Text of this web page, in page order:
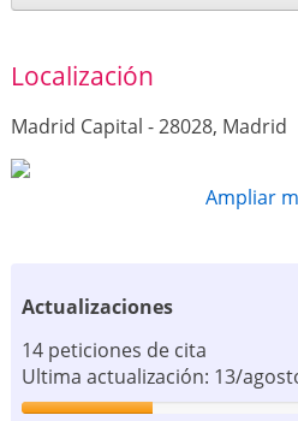
Localización
Madrid Capital - 28028, Madrid
Ampliar
Actualizaciones
14 peticiones de cita
Ultima actualización: 13/